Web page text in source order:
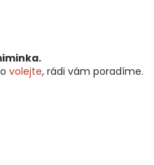
volejte, rádi vám poradíme.